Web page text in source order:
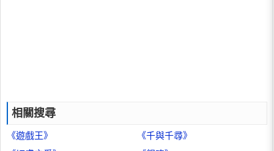
相關搜尋
《遊戲王》
《千與千尋》